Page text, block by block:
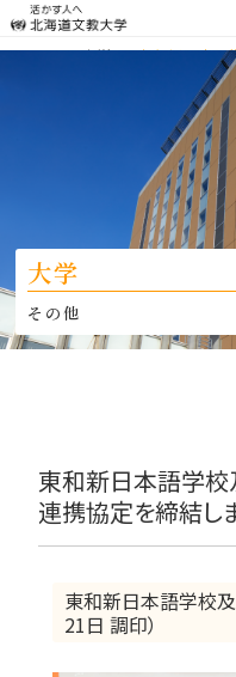
HOME 大学 東和新日本語
大学
その他
東和新日本語学
連携協定を締結し
東和新日本語学校
21日 調印）